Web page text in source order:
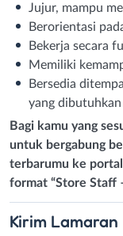
Jujur, mampu
Berorientasi
Bekerja secara
Memiliki
Bersedia
yang dibutuhkan
Bagi kamu yang
untuk bergabung
terbarumu ke
format “Store Staff
Kirim Lamaran